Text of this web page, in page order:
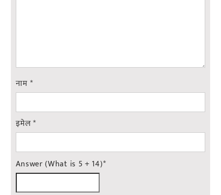
नाम *
इमेल*
Answer (What is 5 + 14)*